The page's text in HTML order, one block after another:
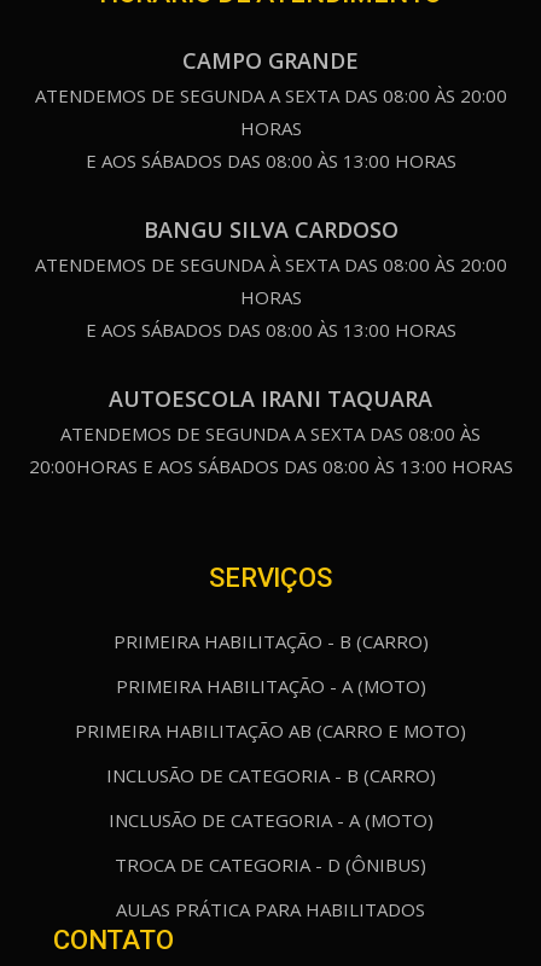
CAMPO GRANDE
ATENDEMOS DE SEGUNDA A SEXTA DAS 08:00 ÀS 20:00
HORAS
E AOS SÁBADOS DAS 08:00 ÀS 13:00 HORAS
BANGU SILVA CARDOSO
ATENDEMOS DE SEGUNDA À SEXTA DAS 08:00 ÀS 20:00
HORAS
E AOS SÁBADOS DAS 08:00 ÀS 13:00 HORAS
AUTOESCOLA IRANI TAQUARA
ATENDEMOS DE SEGUNDA A SEXTA DAS 08:00 ÀS
20:00HORAS E AOS SÁBADOS DAS 08:00 ÀS 13:00 HORAS
SERVIÇOS
PRIMEIRA HABILITAÇÃO - B (CARRO)
PRIMEIRA HABILITAÇÃO - A (MOTO)
PRIMEIRA HABILITAÇÃO AB (CARRO E MOTO)
INCLUSÃO DE CATEGORIA - B (CARRO)
INCLUSÃO DE CATEGORIA - A (MOTO)
TROCA DE CATEGORIA - D (ÔNIBUS)
AULAS PRÁTICA PARA HABILITADOS
CONTATO